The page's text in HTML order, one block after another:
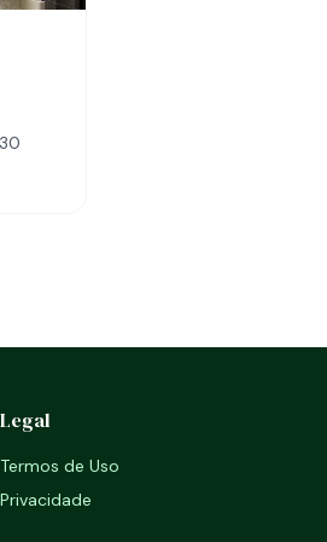
Legal
Termos de Uso
Privacidade